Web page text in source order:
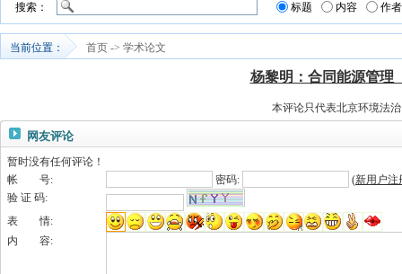
搜索： 标题 内容 作者
当前位置： 首页 -> 学术论文
杨黎明：合同能源管理
本评论只代表北京环境法
网友评论
暂时没有任何评论！
帐 号:
密码: (新用户注
验 证 码:
表 情:
内 容: